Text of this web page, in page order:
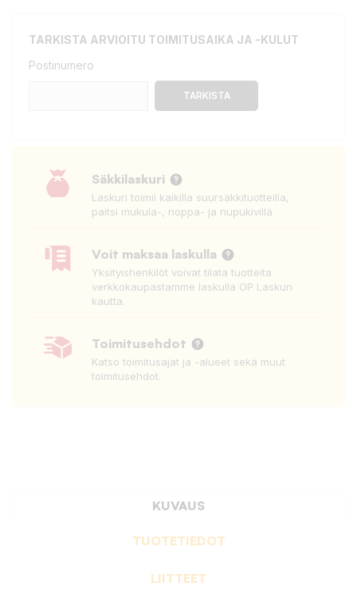
TARKISTA ARVIOITU TOIMITUSAIKA JA -KULUT
Postinumero
TARKISTA
Säkkilaskuri
Laskuri toimii kaikilla suursäkkituotteilla,
paitsi mukula-, noppa- ja nupukivillä
Voit maksaa laskulla
Yksityishenkilöt voivat tilata tuotteita
verkkokaupastamme laskulla OP Laskun
kautta.
Toimitusehdot
Katso toimitusajat ja -alueet sekä muut
toimitusehdot.
KUVAUS
TUOTETIEDOT
LIITTEET